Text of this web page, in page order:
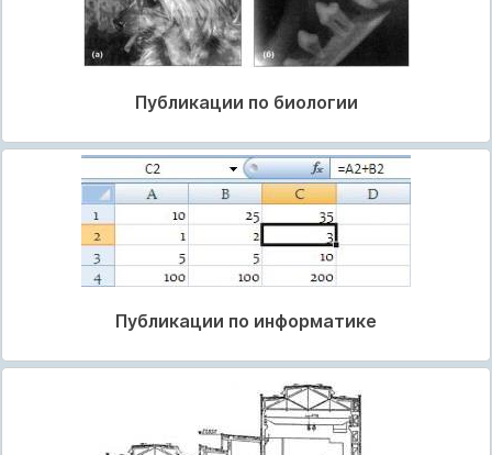
Публикации по биологии
Публикации по информатике